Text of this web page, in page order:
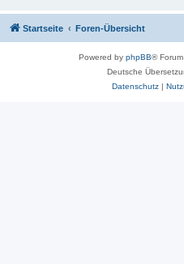
Startseite Foren-Übersicht
Powered by phpBB®
Deutsche
Datenschutz|